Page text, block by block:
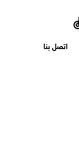
اتصل بنا